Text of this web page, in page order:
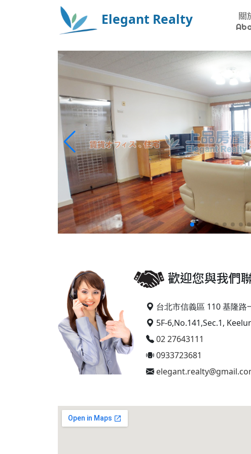
Elegant Realty
關
歡迎您與我們
台北市信義區 110 基隆路
5F-6,No.141,Sec.1,
02 27643111
0933723681